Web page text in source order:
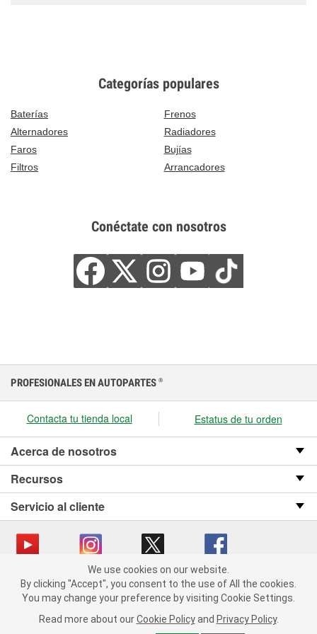
Categorías populares
Baterías
Frenos
Alternadores
Radiadores
Faros
Bujías
Filtros
Arrancadores
Conéctate con nosotros
We use cookies on our website. By clicking "Accept", you consent
to the use of All the cookies.
You may change your preference by visiting Cookie Settings.
Read more about our Cookie Policy and Privacy Policy.
PROFESIONALES EN AUTOPARTES ®
Contacta tu tienda local Estatus de tu orden
Acerca de nosotros
Recursos
Servicio al cliente
Copyright © 2008-2026 O’Reilly Auto Parts v OST_3.2.0.0.729 (3) cv1361
catalog_main
Política de privacidad
Ley de transparencia en las cadenas de suministro
We use cookies on our website.
By clicking "Accept", you consent to the use of All the cookies.
You may change your preference by visiting Cookie Settings.
Read more about our Cookie Policy and Privacy Policy.